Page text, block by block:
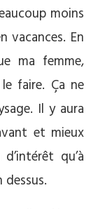
moins
vacances. En
ma femme,
faire. Ça ne
Il y aura
et mieux
qu’à